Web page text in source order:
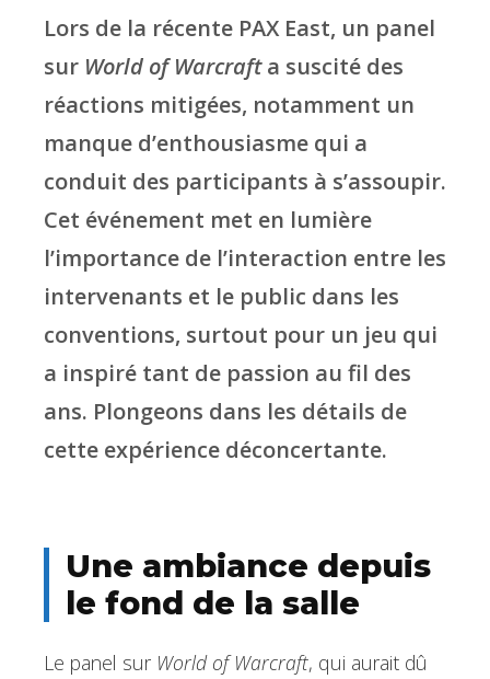
Lors de la récente PAX East, un panel
sur World of Warcrafta suscité des
réactions mitigées, notamment un
manque d’enthousiasme qui a
conduit des participants à s’assoupir.
Cet événement met en lumière
l’importance de l’interaction entre les
intervenants et le public dans les
conventions, surtout pour un jeu qui
a inspiré tant de passion au fil des
ans. Plongeons dans les détails de
cette expérience déconcertante.
Une ambiance depuis
le fond de la salle
Le panel sur World of Warcraft, qui aurait dû